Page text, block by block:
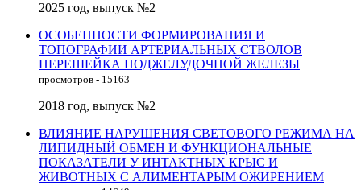
2025 год, выпуск №2
ОСОБЕННОСТИ ФОРМИРОВАНИЯ И
ТОПОГРАФИИ АРТЕРИАЛЬНЫХ СТВОЛОВ
ПЕРЕШЕЙКА ПОДЖЕЛУДОЧНОЙ ЖЕЛЕЗЫ
просмотров - 15163
2018 год, выпуск №2
ВЛИЯНИЕ НАРУШЕНИЯ СВЕТОВОГО РЕЖИМА НА
ЛИПИДНЫЙ ОБМЕН И ФУНКЦИОНАЛЬНЫЕ
ПОКАЗАТЕЛИ У ИНТАКТНЫХ КРЫС И
ЖИВОТНЫХ С АЛИМЕНТАРЫМ ОЖИРЕНИЕМ